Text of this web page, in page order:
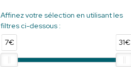
Affinez votre sélection en utilisant les
filtres ci-dessous :
7€
31€